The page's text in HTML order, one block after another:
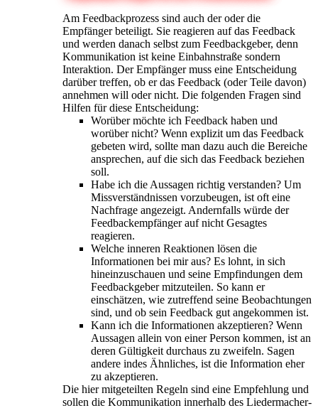
Am Feedbackprozess sind auch der oder die
Empfänger beteiligt. Sie reagieren auf das Feedback
und werden danach selbst zum Feedbackgeber, denn
Kommunikation ist keine Einbahnstraße sondern
Interaktion. Der Empfänger muss eine Entscheidung
darüber treffen, ob er das Feedback (oder Teile davon)
annehmen will oder nicht. Die folgenden Fragen sind
Hilfen für diese Entscheidung:
Worüber möchte ich Feedback haben und
worüber nicht? Wenn explizit um das Feedback
gebeten wird, sollte man dazu auch die Bereiche
ansprechen, auf die sich das Feedback beziehen
soll.
Habe ich die Aussagen richtig verstanden? Um
Missverständnissen vorzubeugen, ist oft eine
Nachfrage angezeigt. Andernfalls würde der
Feedbackempfänger auf nicht Gesagtes
reagieren.
Welche inneren Reaktionen lösen die
Informationen bei mir aus? Es lohnt, in sich
hineinzuschauen und seine Empfindungen dem
Feedbackgeber mitzuteilen. So kann er
einschätzen, wie zutreffend seine Beobachtungen
sind, und ob sein Feedback gut angekommen ist.
Kann ich die Informationen akzeptieren? Wenn
Aussagen allein von einer Person kommen, ist an
deren Gültigkeit durchaus zu zweifeln. Sagen
andere indes Ähnliches, ist die Information eher
zu akzeptieren.
Die hier mitgeteilten Regeln sind eine Empfehlung und
sollen die Kommunikation innerhalb des Liedermacher-